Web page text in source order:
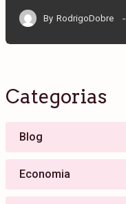
By RodrigoDobre
Categorias
Blog
Economia